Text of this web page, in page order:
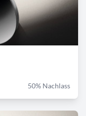
50% Nachlass